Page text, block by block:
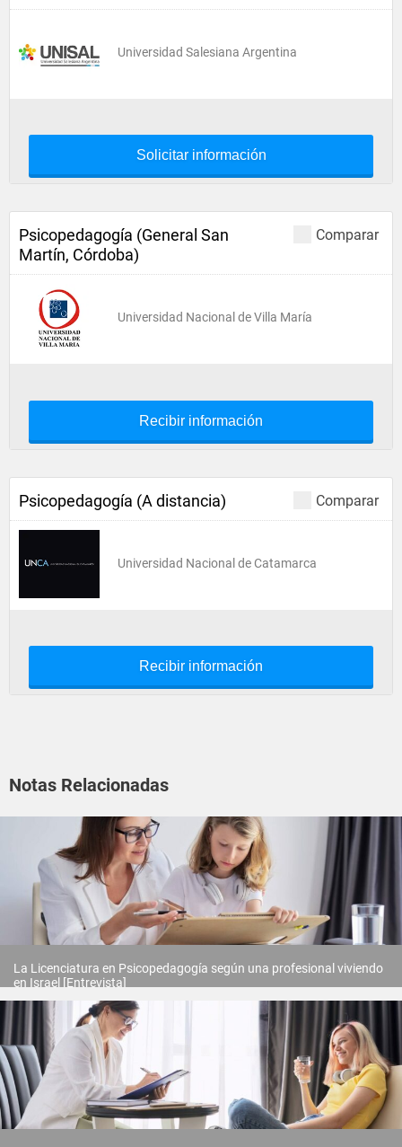
Universidad Salesiana Argentina
Solicitar información
Comparar
Psicopedagogía (General San
Martín, Córdoba)
Universidad Nacional de Villa María
Recibir información
Comparar
Psicopedagogía (A distancia)
Universidad Nacional de Catamarca
Recibir información
Notas Relacionadas
La Licenciatura en Psicopedagogía según una profesional viviendo
en Israel [Entrevista]